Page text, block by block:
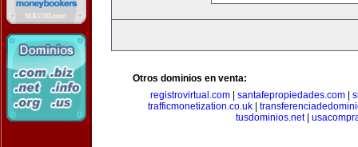
Otros dominios en venta:
registrovirtual.com
santafepropiedades.com
trafficmonetization.co.uk
tusdominios.net|